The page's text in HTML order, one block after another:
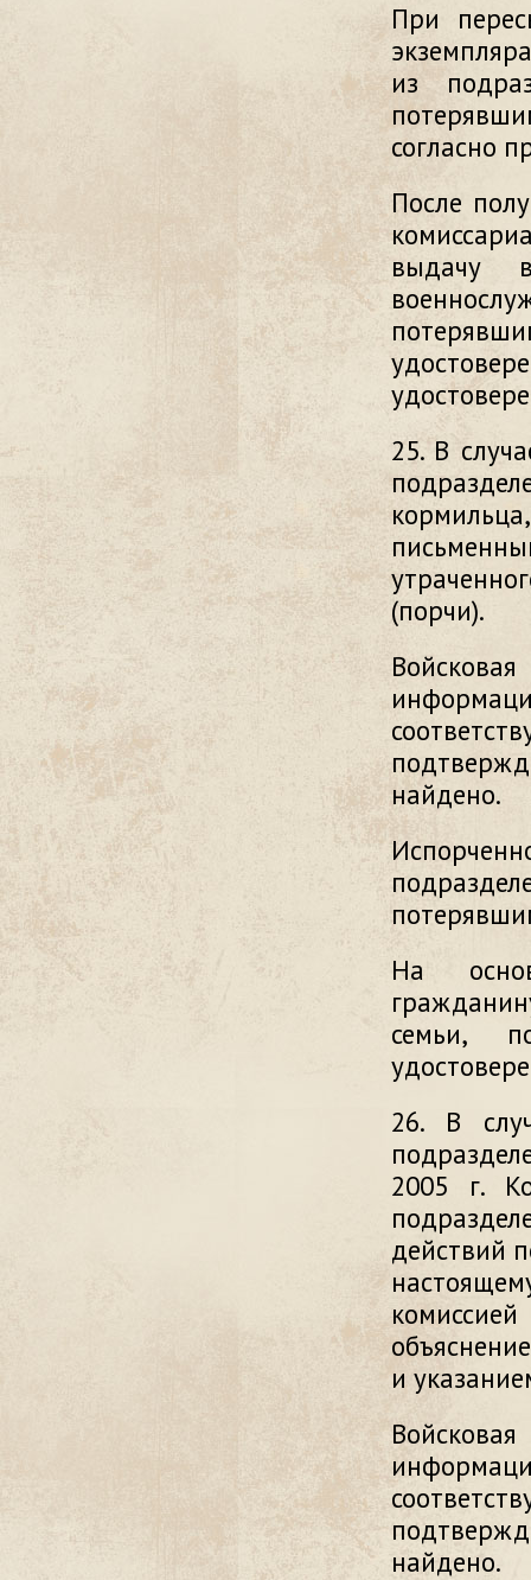
При
из
согласно
После
выдачу
25. В
(порчи).
найдено.
На
семьи,
26. В
2005 г.
действий
и
найдено.